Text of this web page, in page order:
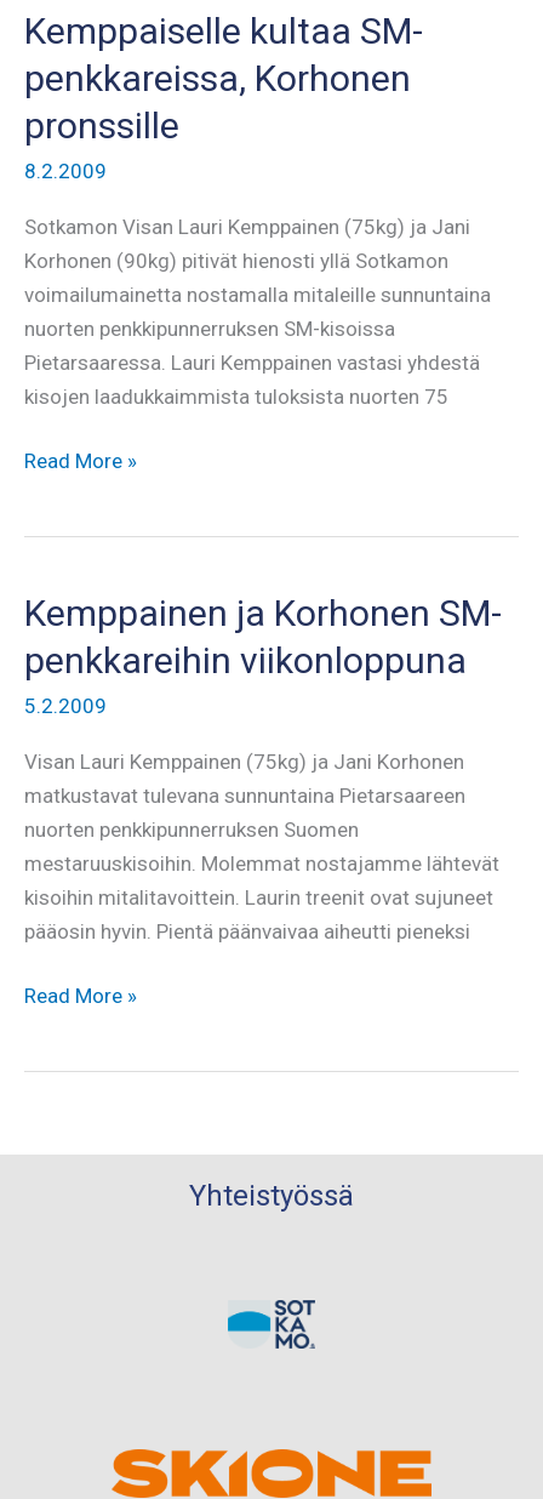
ulos
painosta
Kemppaiselle kultaa SM-
penkkareissa, Korhonen
pronssille
8.2.2009
Sotkamon Visan Lauri Kemppainen (75kg) ja Jani
Korhonen (90kg) pitivät hienosti yllä Sotkamon
voimailumainetta nostamalla mitaleille sunnuntaina
nuorten penkkipunnerruksen SM-kisoissa
Pietarsaaressa. Lauri Kemppainen vastasi yhdestä
kisojen laadukkaimmista tuloksista nuorten 75
Kemppaiselle
Korhonen
pronssille
Read More »
Kemppainen ja Korhonen SM-
penkkareihin viikonloppuna
5.2.2009
Visan Lauri Kemppainen (75kg) ja Jani Korhonen
matkustavat tulevana sunnuntaina Pietarsaareen
nuorten penkkipunnerruksen Suomen
mestaruuskisoihin. Molemmat nostajamme lähtevät
kisoihin mitalitavoittein. Laurin treenit ovat sujuneet
pääosin hyvin. Pientä päänvaivaa aiheutti pieneksi
Kemppainen
Read More »
Yhteistyössä